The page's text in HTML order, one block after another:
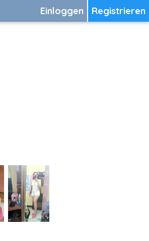
Registrieren
Einloggen